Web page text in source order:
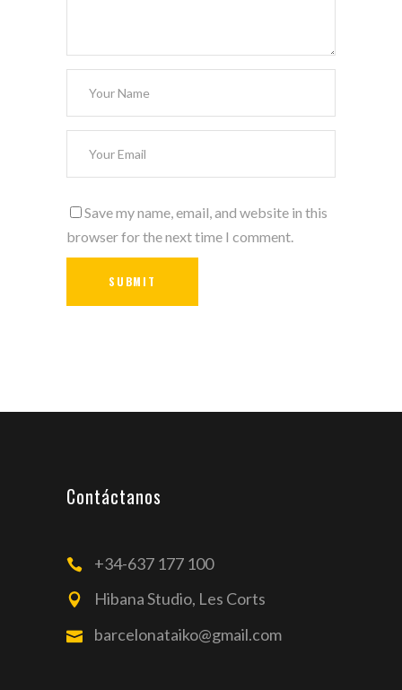
Save my name, email, and website in this
browser for the next time I comment.
Contáctanos
+34-637 177 100
Hibana Studio, Les Corts
barcelonataiko@gmail.com